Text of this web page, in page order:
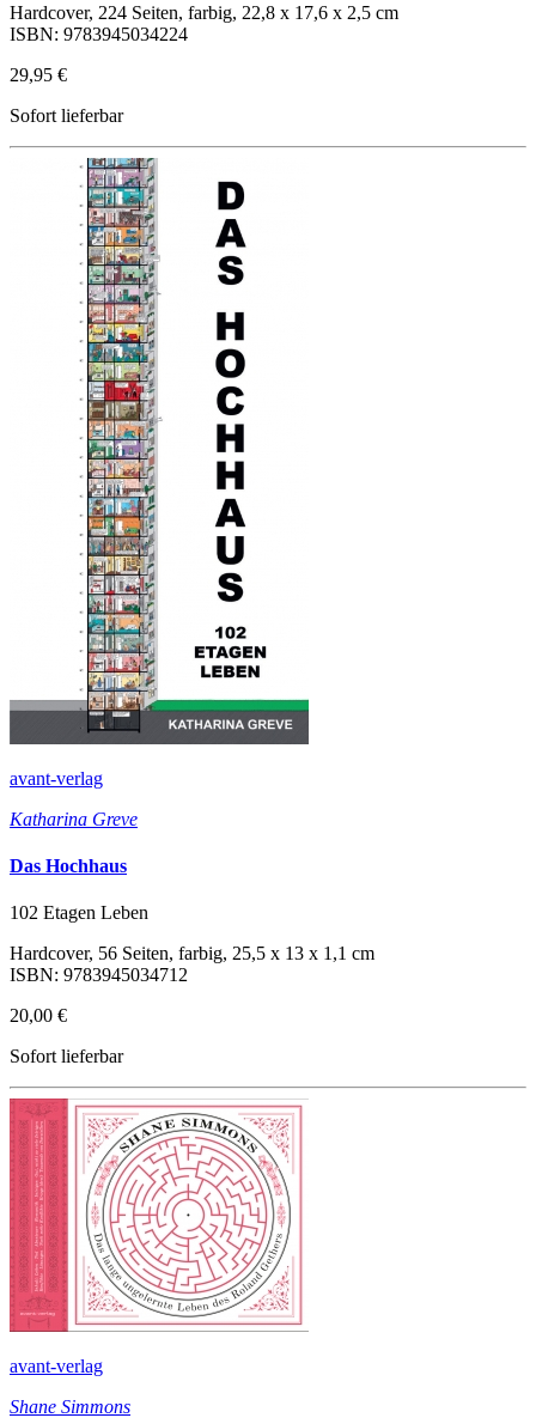
Hardcover, 224 Seiten, farbig, 22,8 x 17,6 x 2,5 cm
ISBN: 9783945034224
29,95 €
Sofort lieferbar
avant-verlag
Katharina Greve
Das Hochhaus
102 Etagen Leben
Hardcover, 56 Seiten, farbig, 25,5 x 13 x 1,1 cm
ISBN: 9783945034712
20,00 €
Sofort lieferbar
avant-verlag
Shane Simmons